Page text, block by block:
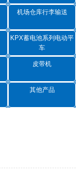
机场仓库行李输送
KPX蓄电池系列电动平
车
皮带机
其他产品